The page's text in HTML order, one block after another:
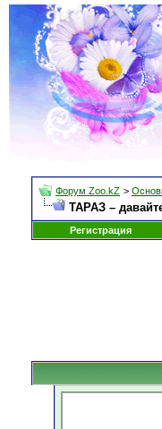
Форум Zoo.kZ >
ТАРАЗ –
Регистрация